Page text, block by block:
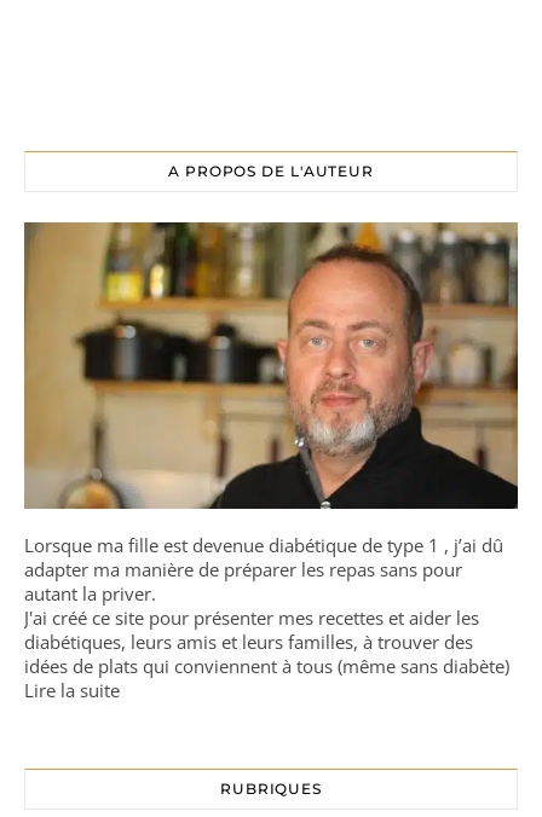
A PROPOS DE L'AUTEUR
Lorsque ma fille est devenue diabétique de type 1 , j’ai dû
adapter ma manière de préparer les repas sans pour
autant la priver.
J'ai créé ce site pour présenter mes recettes et aider les
diabétiques, leurs amis et leurs familles, à trouver des
idées de plats qui conviennent à tous (même sans diabète)
Lire la suite
RUBRIQUES